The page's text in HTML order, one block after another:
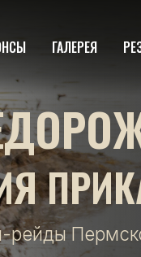
ГАЛЕРЕЯ
рейды